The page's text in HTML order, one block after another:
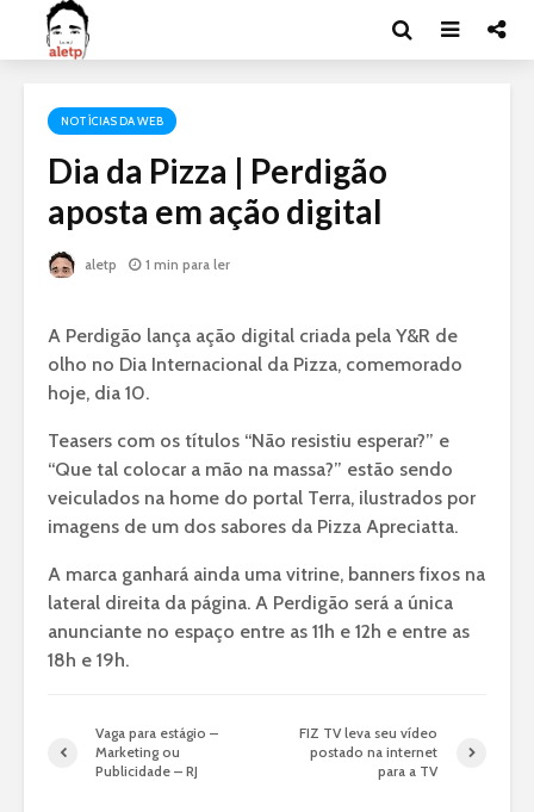
NOTÍCIAS DA WEB
Dia da Pizza | Perdigão
aposta em ação digital
aletp 1 min para ler
A Perdigão lança ação digital criada pela Y&R de
olho no Dia Internacional da Pizza, comemorado
hoje, dia 10.
Teasers com os títulos “Não resistiu esperar?” e
“Que tal colocar a mão na massa?” estão sendo
veiculados na home do portal Terra, ilustrados por
imagens de um dos sabores da Pizza Apreciatta.
A marca ganhará ainda uma vitrine, banners fixos na
lateral direita da página. A Perdigão será a única
anunciante no espaço entre as 11h e 12h e entre as
18h e 19h.
Vaga para estágio –
Marketing ou
Publicidade – RJ
FIZ TV leva seu vídeo
postado na internet
para a TV